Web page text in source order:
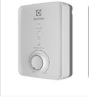
về dòng sản phẩm